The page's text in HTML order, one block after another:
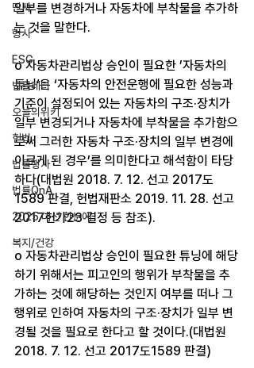
민사
형사
ESG
법률레터
오늘의위키
헌법
법률행사
법률QnA
2025 대선 한눈에
복지/건강
일부를 변경하거나 자동차에 부착물을 추가하
는 것을 말한다.
o 자동차관리법상 승인이 필요한 ’자동차의
튜닝‘은 ‘자동차의 안전운행에 필요한 성능과
기준이 설정되어 있는 자동차의 구조·장치가
일부 변경되거나 자동차에 부착물을 추가함으
로써 그러한 자동차 구조·장치의 일부 변경에
이르게 된 경우’를 의미한다고 해석함이 타당
하다(대법원 2018. 7. 12. 선고 2017도
1589 판결, 헌법재판소 2019. 11. 28. 선고
2017헌가23 결정 등 참조).
o 자동차관리법상 승인이 필요한 튜닝에 해당
하기 위해서는 피고인의 행위가 부착물을 추
가하는 것에 해당하는 것인지 여부를 떠나 그
행위로 인하여 자동차의 구조·장치가 일부 변
경될 것을 필요로 한다고 할 것이다.(대법원
2018. 7. 12. 선고 2017도1589 판결)